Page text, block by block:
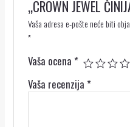
„CROWN JEWEL
Vaša adresa e-pošte neće biti
*
Vaša ocena *
Vaša recenzija *